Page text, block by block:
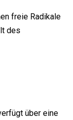
freie Radikale
des
über eine